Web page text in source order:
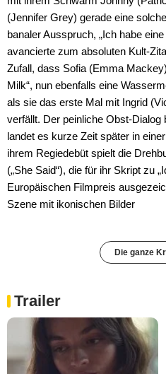
(Jennifer Grey) gerade eine
banaler Ausspruch, „Ich habe
avancierte zum absoluten Kult-
Zufall, dass Sofia (Emma
Milk“, nun ebenfalls eine
als sie das erste Mal mit Ingrid
verfällt. Der peinliche Obst-
landet es kurze Zeit später in
ihrem Regiedebüt spielt die
(„She Said“), die für ihr Skript zu
Europäischen Filmpreis
Szene mit ikonischen Bilder
Die ganze
Trailer